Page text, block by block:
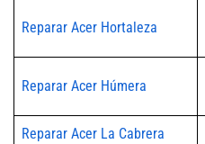
Reparar Acer Hortaleza
Reparar Acer Húmera
Reparar Acer La Cabrera